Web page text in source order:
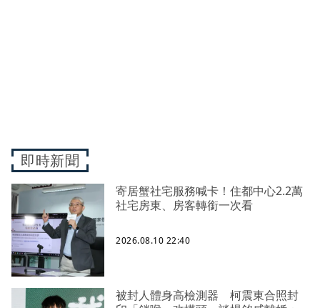
即時新聞
寄居蟹社宅服務喊卡！住都中心2.2萬
社宅房東、房客轉銜一次看
2026.08.10 22:40
被封人體身高檢測器 柯震東合照封